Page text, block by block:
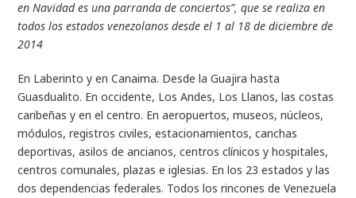
en Navidad es una parranda de conciertos”, que se realiza en
todos los estados venezolanos desde el 1 al 18 de diciembre de
2014
En Laberinto y en Canaima. Desde la Guajira hasta
Guasdualito. En occidente, Los Andes, Los Llanos, las costas
caribeñas y en el centro. En aeropuertos, museos, núcleos,
módulos, registros civiles, estacionamientos, canchas
deportivas, asilos de ancianos, centros clínicos y hospitales,
centros comunales, plazas e iglesias. En los 23 estados y las
dos dependencias federales. Todos los rincones de Venezuela